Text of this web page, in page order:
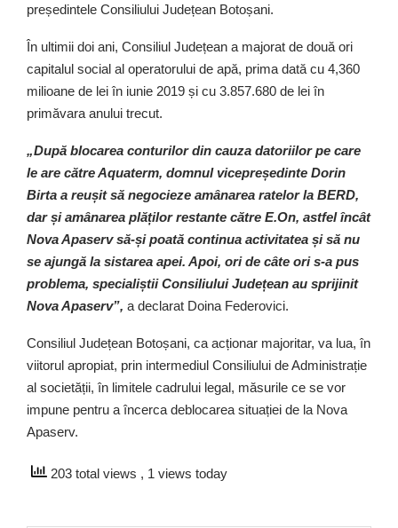
președintele Consiliului Județean Botoșani.
În ultimii doi ani, Consiliul Județean a majorat de două ori
capitalul social al operatorului de apă, prima dată cu 4,360
milioane de lei în iunie 2019 și cu 3.857.680 de lei în
primăvara anului trecut.
„După blocarea conturilor din cauza datoriilor pe care
le are către Aquaterm, domnul vicepreședinte Dorin
Birta a reușit să negocieze amânarea ratelor la BERD,
dar și amânarea plăților restante către E.On, astfel încât
Nova Apaserv să-și poată continua activitatea și să nu
se ajungă la sistarea apei. Apoi, ori de câte ori s-a pus
problema, specialiștii Consiliului Județean au sprijinit
Nova Apaserv”, a declarat Doina Federovici.
Consiliul Județean Botoșani, ca acționar majoritar, va lua, în
viitorul apropiat, prin intermediul Consiliului de Administrație
al societății, în limitele cadrului legal, măsurile ce se vor
impune pentru a încerca deblocarea situației de la Nova
Apaserv.
203 total views , 1 views today